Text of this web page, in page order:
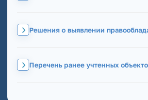
Решения о выявлении
Перечень ранее учтенных